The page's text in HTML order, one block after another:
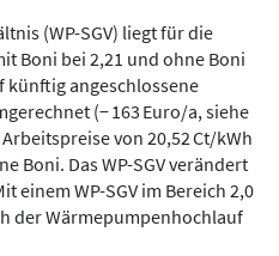
(WP-SGV) liegt für die
Boni bei 2,21 und ohne Boni
künftig angeschlossene
(− 163 Euro/a, siehe
von 20,52 Ct/kWh
Boni. Das WP-SGV verändert
einem WP-SGV im Bereich 2,0
der Wärmepumpenhochlauf